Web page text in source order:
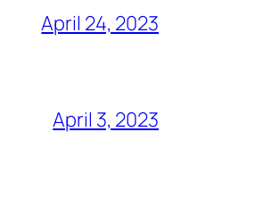
April 24, 2023
April 3, 2023